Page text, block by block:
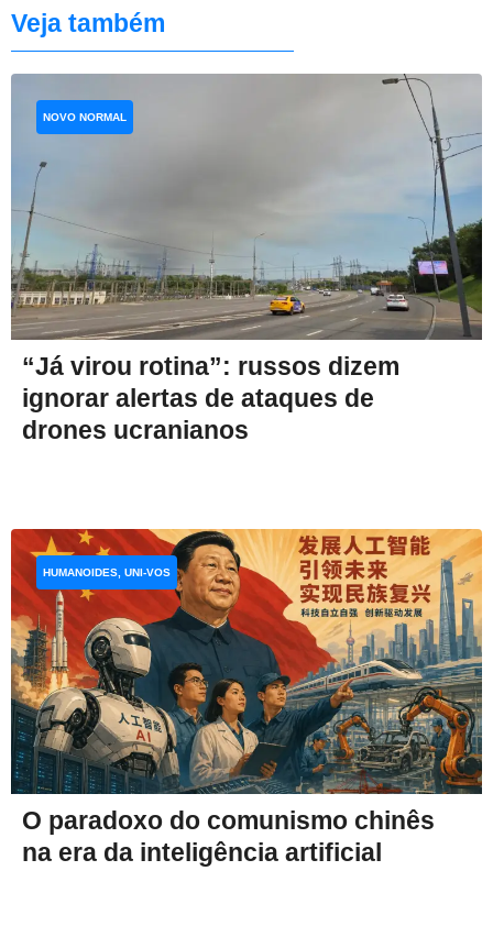
Veja também
“Já virou rotina”: russos dizem
ignorar alertas de ataques de
drones ucranianos
NOVO NORMAL
O paradoxo do comunismo chinês
na era da inteligência artificial
HUMANOIDES, UNI-VOS